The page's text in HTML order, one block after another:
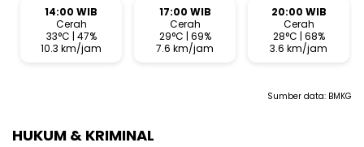
14:00 WIB
Cerah
33°C | 47%
10.3 km/jam
17:00 WIB
Cerah
29°C | 69%
7.6 km/jam
20:00 WIB
Cerah
28°C | 68%
3.6 km/jam
Sumber data: BMKG
HUKUM & KRIMINAL